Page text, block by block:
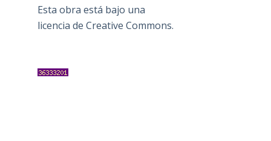
Esta obra está bajo una
licencia de Creative Commons.